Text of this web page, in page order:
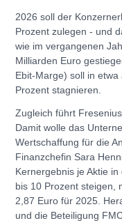
2026 soll der
Prozent zulegen - und
wie im vergangenen
Milliarden Euro
Ebit-Marge) soll in
Prozent stagnieren.
Zugleich führt
Damit wolle das
Wertschaffung für die
Finanzchefin Sara
Kernergebnis je Aktie
bis 10 Prozent steigen,
2,87 Euro für 2025.
und die Beteiligung